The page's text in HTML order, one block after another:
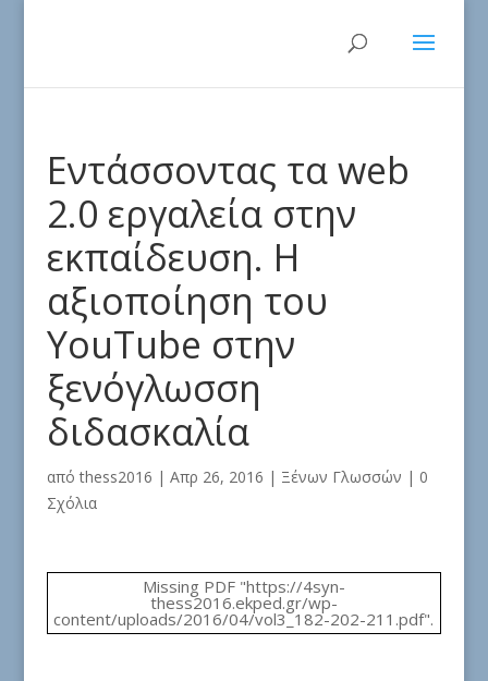
Εντάσσοντας τα web
2.0 εργαλεία στην
εκπαίδευση. Η
αξιοποίηση του
YouTube στην
ξενόγλωσση
διδασκαλία
απόthess2016 | Απρ 26, 2016 | Ξένων Γλωσσών | 0
Σχόλια
Missing PDF "https://4syn-
thess2016.ekped.gr/wp-
content/uploads/2016/04/vol3_182-202-211.pdf".